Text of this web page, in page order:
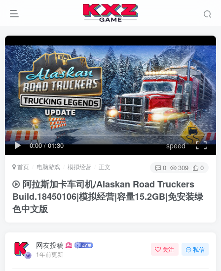
0:00/01:30 speed
首页 电脑游戏 模拟经营 正文 0 309 0
阿拉斯加卡车司机/Alaskan Road Truckers
Build.18450106|模拟经营|容量15.2GB|免安装绿
色中文版
网友投稿
1年前更新
关注 私信